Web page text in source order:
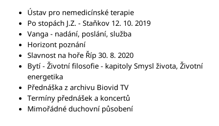
Ústav pro nemedicínské terapie
Po stopách J.Z. - Staňkov 12. 10. 2019
Vanga - nadání, poslání, služba
Horizont poznání
Slavnost na hoře Říp 30. 8. 2020
Bytí - Životní filosofie - kapitoly Smysl života, Životní
energetika
Přednáška z archivu Biovid TV
Termíny přednášek a koncertů
Mimořádné duchovní působení